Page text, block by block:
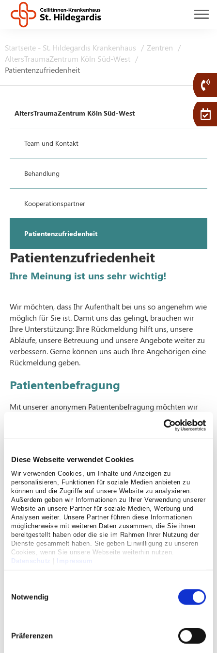
Diese Webseite verwendet Cookies
Wir verwenden Cookies, um Inhalte und Anzeigen zu
personalisieren, Funktionen für soziale Medien anbieten zu
können und die Zugriffe auf unsere Website zu analysieren.
Außerdem geben wir Informationen zu Ihrer Verwendung unserer
Website an unsere Partner für soziale Medien, Werbung und
Analysen weiter. Unsere Partner führen diese Informationen
möglicherweise mit weiteren Daten zusammen, die Sie ihnen
bereitgestellt haben oder die sie im Rahmen Ihrer Nutzung der
Dienste gesammelt haben. Sie geben Einwilligung zu unseren
Cookies, wenn Sie unsere Webseite weiterhin nutzen.
Datenschutz
Impressum
Notwendig
Präferenzen
Startseite - St. Hildegardis Krankenhaus
Zentren
AltersTraumaZentrum Köln Süd-West
Patientenzufriedenheit
AltersTraumaZentrum Köln Süd-West
Team und Kontakt
Behandlung
Kooperationspartner
Patientenzufriedenheit
Patientenzufriedenheit
Ihre Meinung ist uns sehr wichtig!
Wir möchten, dass Ihr Aufenthalt bei uns so angenehm wie
möglich für Sie ist. Damit uns das gelingt, brauchen wir
Ihre Unterstützung: Ihre Rückmeldung hilft uns, unsere
Abläufe, unsere Betreuung und unsere Angebote weiter zu
verbessern. Gerne können uns auch Ihre Angehörigen eine
Rückmeldung geben.
Patientenbefragung
Mit unserer anonymen Patientenbefragung möchten wir
erfahren, wie Sie Ihren Aufenthalt bei uns erlebt haben.
Ihre Antworten helfen uns, die Qualität unserer Arbeit zu
überprüfen und zu verbessern. Die Teilnahme dauert nur
Patientenbefragung
AltersTraumaZentrum Köln-Süd-
West
Ihr persönliches Feedback
Haben Sie ein Lob oder eine Beschwerde, die Sie uns gerne
mitteilen möchten, so nutzen Sie hierfür gern unser
Möchten Sie lieber mit uns telefonisch Kontakt aufnehmen,